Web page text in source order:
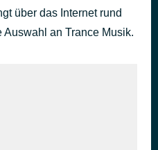
über das Internet rund
an Trance Musik.